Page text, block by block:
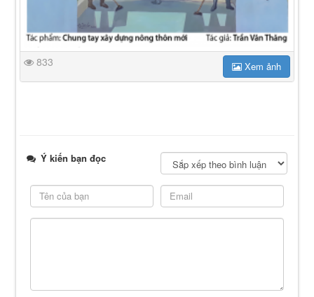
833 Xem ảnh
Ý kiến bạn đọc